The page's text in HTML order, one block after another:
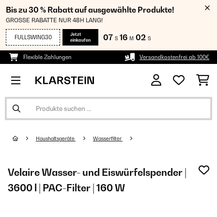
Bis zu 30 % Rabatt auf ausgewählte Produkte!
GROSSE RABATTE NUR 48H LANG!
FULLSWING30
Jetzt
einkaufen
07 S 16 M 01 S
Flexible Zahlungen Versandkostenfrei ab 100€
Haushaltsgeräte Wasserfilter
Velaire Wasser- und Eiswürfelspender |
3600 l | PAC-Filter | 160 W